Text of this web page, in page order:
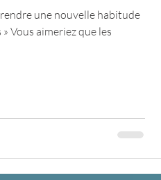
une nouvelle habitude
Vous aimeriez que les